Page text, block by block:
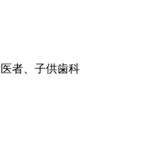
者、子供歯科